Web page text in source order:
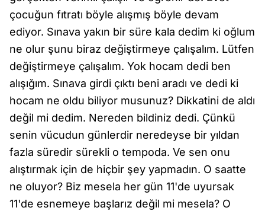
çocuğun fıtratı böyle alışmış böyle devam
ediyor. Sınava yakın bir süre kala dedim ki oğlum
ne olur şunu biraz değiştirmeye çalışalım. Lütfen
değiştirmeye çalışalım. Yok hocam dedi ben
alışığım. Sınava girdi çıktı beni aradı ve dedi ki
hocam ne oldu biliyor musunuz? Dikkatini de aldı
değil mi dedim. Nereden bildiniz dedi. Çünkü
senin vücudun günlerdir neredeyse bir yıldan
fazla süredir sürekli o tempoda. Ve sen onu
alıştırmak için de hiçbir şey yapmadın. O saatte
ne oluyor? Biz mesela her gün 11'de uyursak
11'de esnemeye başlarız değil mi mesela? O